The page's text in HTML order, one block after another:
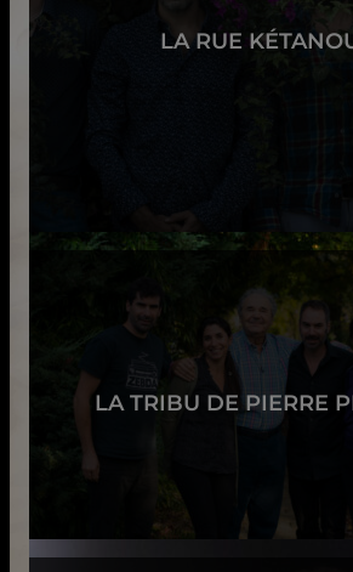
LA RUE
LA TRIBU DE PIERRE